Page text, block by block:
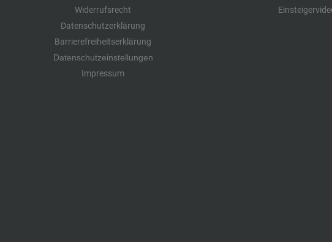
Widerrufsrecht
Datenschutzerklärung
Barrierefreiheitserklärung
Datenschutzeinstellungen
Impressum